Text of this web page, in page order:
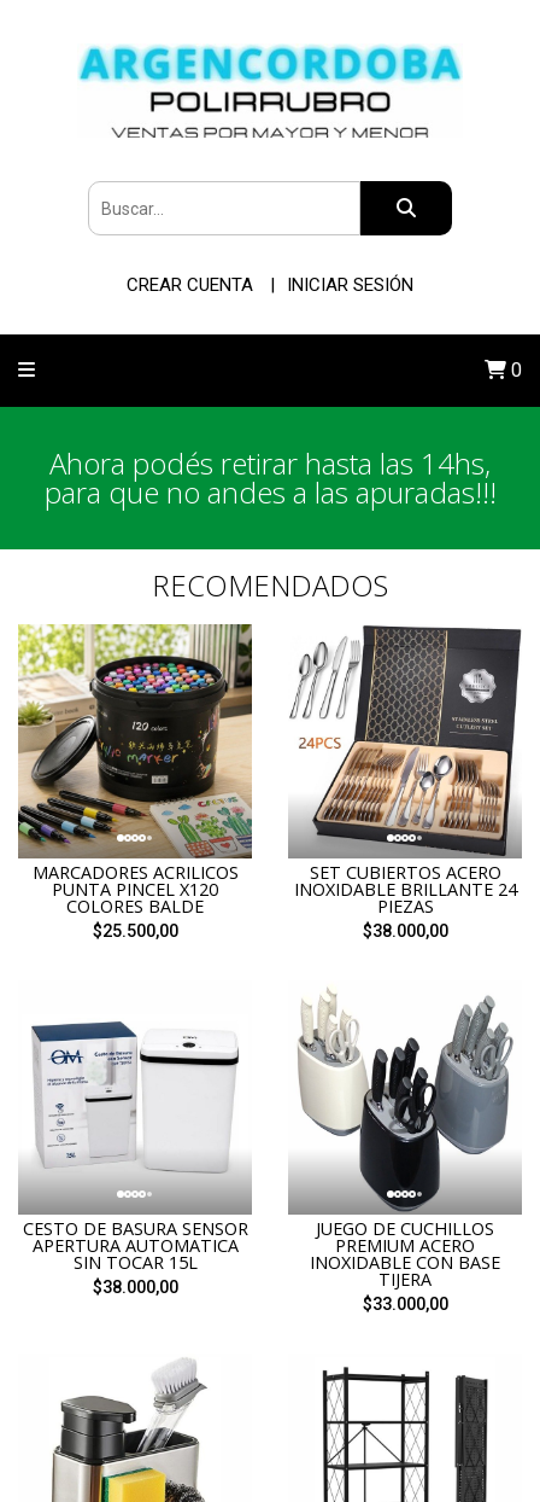
CREAR CUENTA INICIAR SESIÓN
0
Ahora podés retirar hasta las 14hs,
para que no andes a las apuradas!!!
RECOMENDADOS
MARCADORES ACRILICOS
PUNTA PINCEL X120
COLORES BALDE
$25.500,00
SET CUBIERTOS ACERO
INOXIDABLE BRILLANTE 24
PIEZAS
$38.000,00
CESTO DE BASURA SENSOR
APERTURA AUTOMATICA
SIN TOCAR 15L
$38.000,00
JUEGO DE CUCHILLOS
PREMIUM ACERO
INOXIDABLE CON BASE
TIJERA
$33.000,00